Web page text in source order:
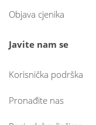
Objava cjenika
Javite nam se
Korisnička podrška
Pronađite nas